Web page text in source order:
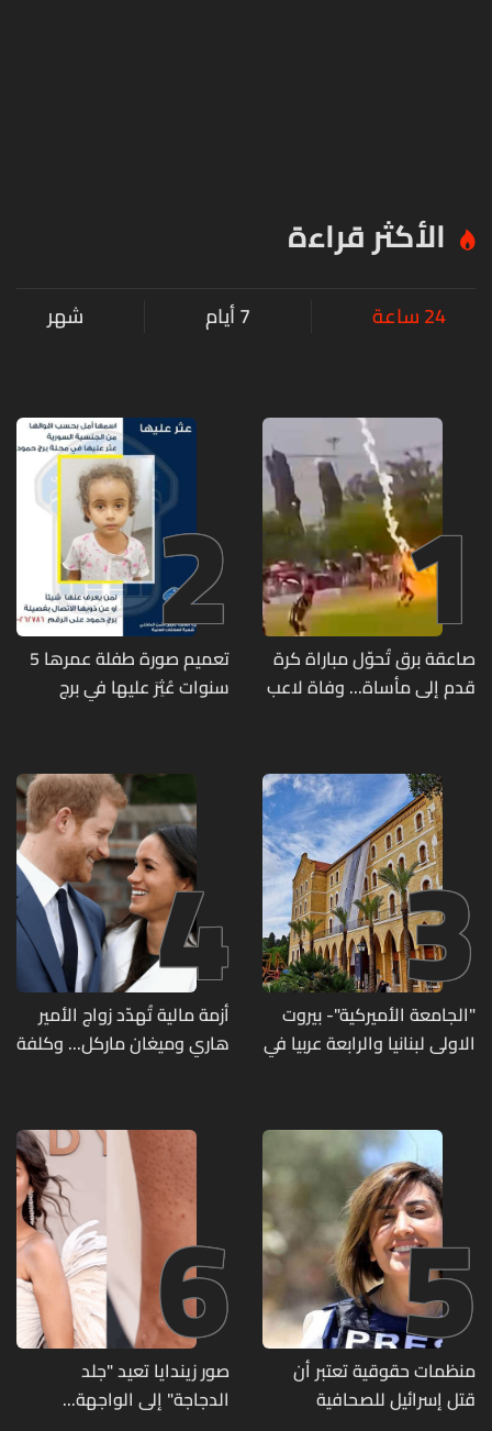
الأكثر قراءة
24 ساعة 7 أيام شهر
1
صاعقة برق تُحوّل مباراة كرة
قدم إلى مأساة... وفاة لاعب
2
تعميم صورة طفلة عمرها 5
سنوات عُثِرَ عليها في برج
3
"الجامعة الأميركية"- بيروت
الاولى لبنانيا والرابعة عربيا في
4
أزمة مالية تُهدّد زواج الأمير
هاري وميغان ماركل... وكلفة
5
منظمات حقوقية تعتبر أن
قتل إسرائيل للصحافية
6
صور زيندايا تعيد "جلد
الدجاجة" إلى الواجهة...